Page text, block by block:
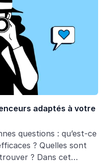
adaptés à votre
questions : qu’est-ce
? Quelles sont
? Dans cet